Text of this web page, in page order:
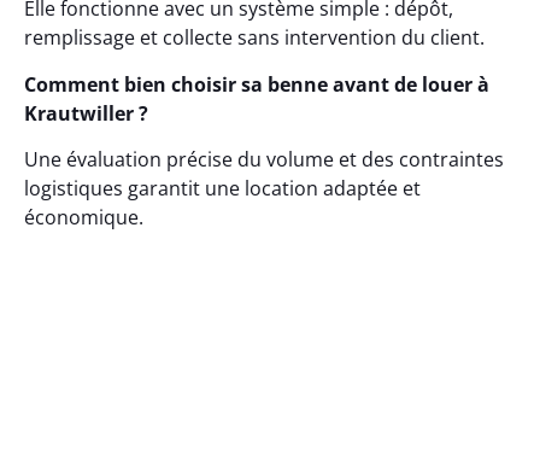
Elle fonctionne avec un système simple : dépôt,
remplissage et collecte sans intervention du client.
Comment bien choisir sa benne avant de louer à
Krautwiller ?
Une évaluation précise du volume et des contraintes
logistiques garantit une location adaptée et
économique.